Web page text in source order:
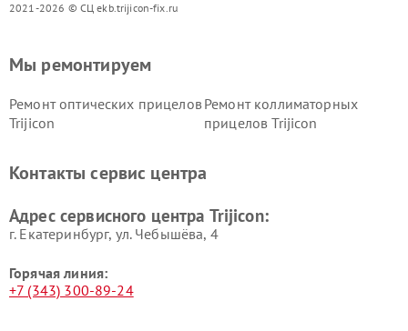
2021-2026 © СЦ ekb.trijicon-fix.ru
Мы ремонтируем
Ремонт оптических прицелов
Trijicon
Ремонт коллиматорных
прицелов Trijicon
Контакты сервис центра
Адрес сервисного центра Trijicon:
г. Екатеринбург, ул. Чебышёва, 4
Горячая линия:
+7 (343) 300-89-24